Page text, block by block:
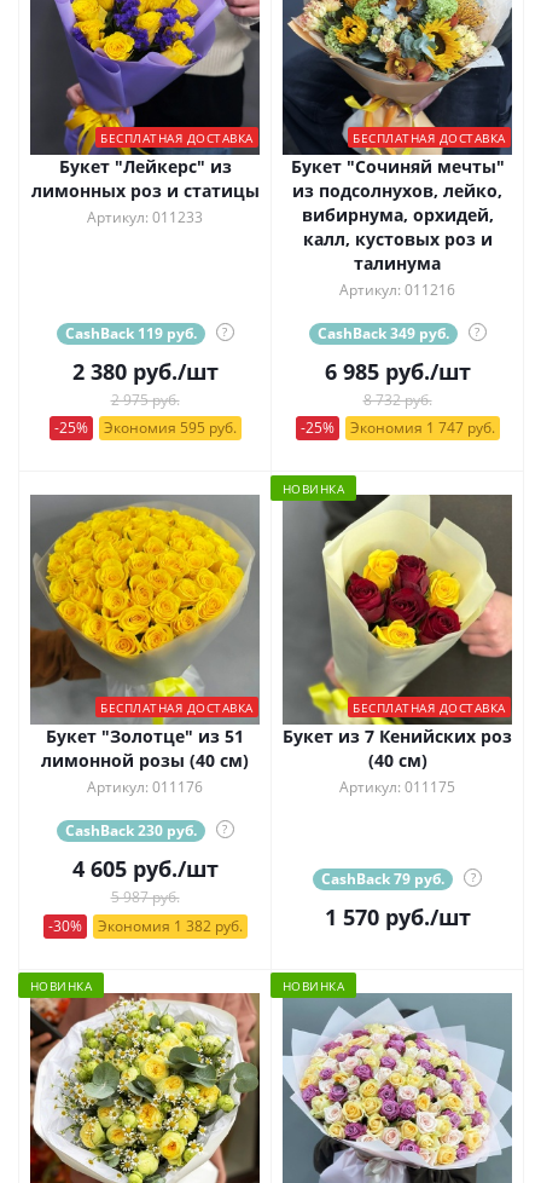
БЕСПЛАТНАЯ ДОСТАВКА
Букет "Лейкерс" из
лимонных роз и статицы
Артикул: 011233
CashBack 119 руб. ?
2 380руб./шт
2 975 руб.
-25%
Экономия 595 руб.
БЕСПЛАТНАЯ ДОСТАВКА
Букет "Сочиняй мечты"
из подсолнухов, лейко,
вибирнума, орхидей,
калл, кустовых роз и
талинума
Артикул: 011216
CashBack 349 руб. ?
6 985руб./шт
8 732 руб.
-25%
Экономия 1 747 руб.
БЕСПЛАТНАЯ ДОСТАВКА
Букет "Золотце" из 51
лимонной розы (40 см)
Артикул: 011176
CashBack 230 руб. ?
4 605руб./шт
5 987 руб.
-30%
Экономия 1 382 руб.
НОВИНКА
БЕСПЛАТНАЯ ДОСТАВКА
Букет из 7 Кенийских роз
(40 см)
Артикул: 011175
CashBack 79 руб. ?
1 570руб./шт
НОВИНКА НОВИНКА